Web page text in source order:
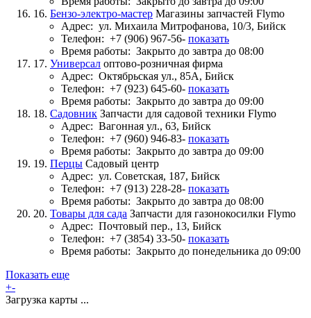
16. Бензо-электро-мастер Магазины запчастей Flymo
Адрес: ул. Михаила Митрофанова, 10/3, Бийск
Телефон: +7 (906) 967-56- показать
Время работы: Закрыто до завтра до 08:00
17. Универсал оптово-розничная фирма
Адрес: Октябрьская ул., 85А, Бийск
Телефон: +7 (923) 645-60- показать
Время работы: Закрыто до завтра до 09:00
18. Садовник Запчасти для садовой техники Flymo
Адрес: Вагонная ул., 63, Бийск
Телефон: +7 (960) 946-83- показать
Время работы: Закрыто до завтра до 09:00
19. Перцы Садовый центр
Адрес: ул. Советская, 187, Бийск
Телефон: +7 (913) 228-28- показать
Время работы: Закрыто до завтра до 08:00
20. Товары для сада Запчасти для газонокосилки Flymo
Адрес: Почтовый пер., 13, Бийск
Телефон: +7 (3854) 33-50- показать
Время работы: Закрыто до понедельника до 09:00
Показать еще
+-
Загрузка карты ...